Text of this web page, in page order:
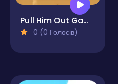
Pull Him Out Game
0 (0 Голосів)